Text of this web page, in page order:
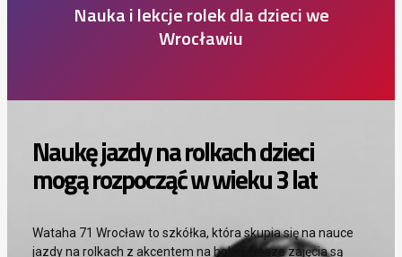
Nauka i lekcje rolek dla dzieci we
Wrocławiu
Naukę jazdy na rolkach dzieci
mogą rozpocząć w wieku 3 lat
Wataha 71 Wrocław to szkółka, która skupia się na nauce
jazdy na rolkach z akcentem na hokej. Nasze zajęcia są